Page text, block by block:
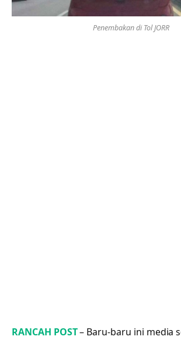
Penembakan di Tol JORR
RANCAH POST– Baru-baru ini media